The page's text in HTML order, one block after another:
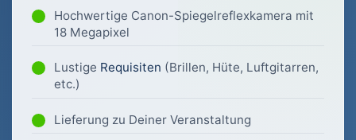
Hochwertige Canon-Spiegelreflexkamera mit
18 Megapixel
Lustige Requisiten (Brillen, Hüte, Luftgitarren,
etc.)
Lieferung zu Deiner Veranstaltung